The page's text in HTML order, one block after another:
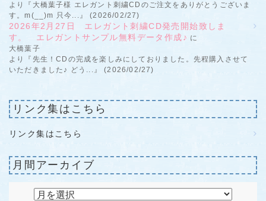
より『大橋葉子様 エレガント刺繍CDのご注文をありがとうございま
す。m(__)m 只今...』 (2026/02/27)
2026年2月27日 エレガント刺繍CD発売開始致しま
す。 エレガントサンプル無料データ作成♪ に
大橋葉子
より『先生！CDの完成を楽しみにしておりました。先程購入させて
いただきました♪ どう...』 (2026/02/27)
リンク集はこちら
リンク集はこちら
月間アーカイブ